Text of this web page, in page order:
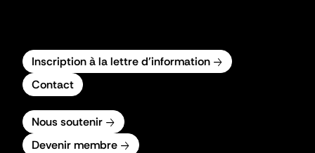
Inscription à la lettre d'information
Contact
Nous soutenir
Devenir membre